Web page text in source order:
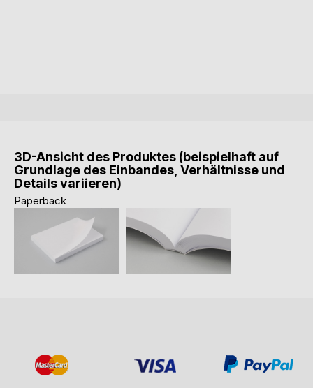
3D-Ansicht des Produktes (beispielhaft auf
Grundlage des Einbandes, Verhältnisse und
Details variieren)
Paperback